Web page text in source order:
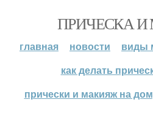
ПРИЧЕСКА
главная новости
виды
как делать
прически и макияж на